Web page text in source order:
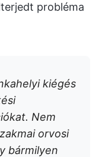
probléma
kiégés
Nem
orvosi
bármilyen